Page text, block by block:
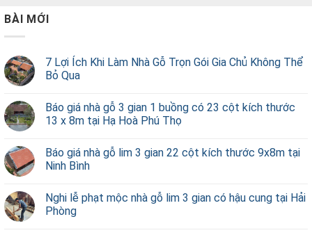
BÀI MỚI
7 Lợi Ích Khi Làm Nhà Gỗ Trọn Gói Gia Chủ Không Thể
Bỏ Qua
Báo giá nhà gỗ 3 gian 1 buồng có 23 cột kích thước
13 x 8m tại Hạ Hoà Phú Thọ
Báo giá nhà gỗ lim 3 gian 22 cột kích thước 9x8m tại
Ninh Bình
Nghi lễ phạt mộc nhà gỗ lim 3 gian có hậu cung tại Hải
Phòng